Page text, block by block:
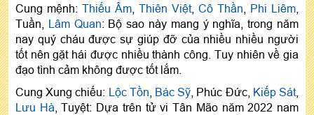
Cung mệnh: Thiếu Âm Thiên Việt, Cô Thần Phi Liêm
Tuần, Lâm Quan: Bộ sao này mang ý nghĩa, trong năm
nay quý cháu được sự giúp đỡ của nhiều nhiều người
tốt nên gặt hái được nhiều thành công. Tuy nhiên về gia
đạo tình cảm không được tốt lắm.
Cung Xung chiếu: Lộc Tồn Bác Sỹ , Phúc Đức, Kiếp Sát,
Lưu Hà , Tuyệt: Dựa trên tử vi Tân Mão năm 2022 nam